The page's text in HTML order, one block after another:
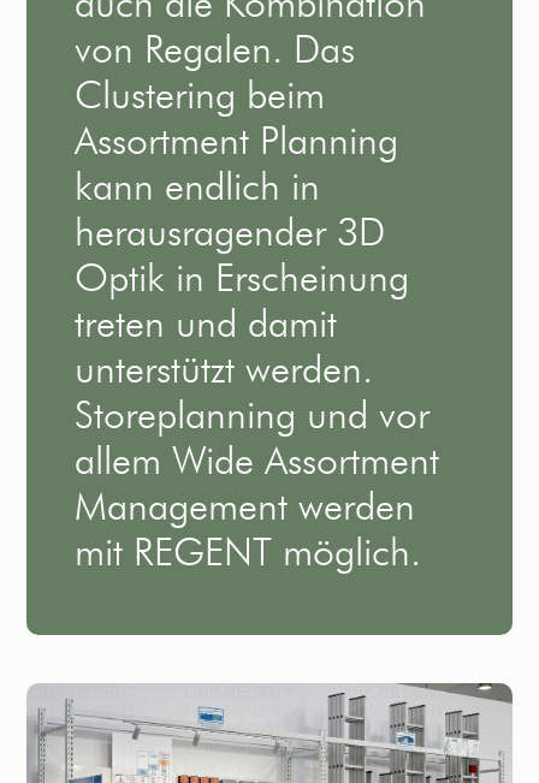
von Regalen. Das
Clustering beim
Assortment Planning
kann endlich in
herausragender 3D
Optik in Erscheinung
treten und damit
unterstützt werden.
Storeplanning und vor
allem Wide Assortment
Management werden
mit REGENT möglich.